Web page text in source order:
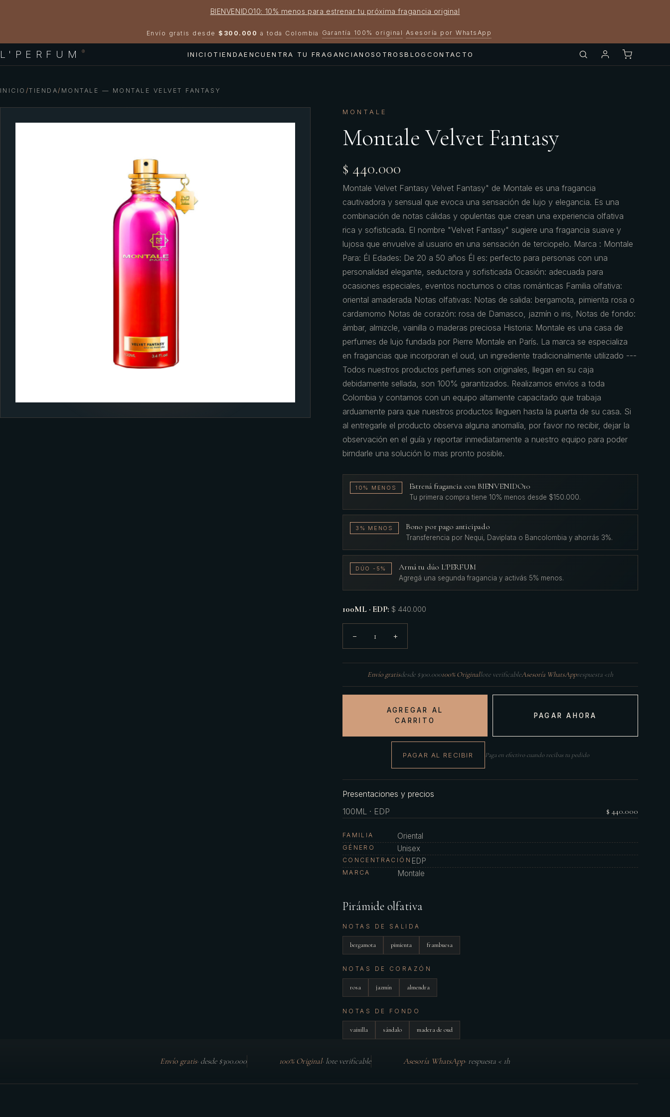
BIENVENIDO10: 10% menos para estrenar tu próxima fragancia original
Envío gratis desde $300.000 a toda Colombia · Garantía 100% original · Asesoría por WhatsApp
L'PERFUM ® INICIO TIENDAENCUENTRA TU FRAGANCIANOSOTROSBLOG CONTACTO
INICIO /TIENDA/ MONTALE — MONTALE VELVET FANTASY
MONTALE
Montale Velvet Fantasy
$ 440.000
Montale Velvet Fantasy Velvet Fantasy" de Montale es una fragancia
cautivadora y sensual que evoca una sensación de lujo y elegancia. Es una
combinación de notas cálidas y opulentas que crean una experiencia olfativa
rica y sofisticada. El nombre "Velvet Fantasy" sugiere una fragancia suave y
lujosa que envuelve al usuario en una sensación de terciopelo. Marca : Montale
Para: Él Edades: De 20 a 50 años Él es: perfecto para personas con una
personalidad elegante, seductora y sofisticada Ocasión: adecuada para
ocasiones especiales, eventos nocturnos o citas románticas Familia olfativa:
oriental amaderada Notas olfativas: Notas de salida: bergamota, pimienta rosa o
cardamomo Notas de corazón: rosa de Damasco, jazmín o iris, Notas de fondo:
ámbar, almizcle, vainilla o maderas preciosa Historia: Montale es una casa de
perfumes de lujo fundada por Pierre Montale en París. La marca se especializa
en fragancias que incorporan el oud, un ingrediente tradicionalmente utilizado ---
Todos nuestros productos perfumes son originales, llegan en su caja
debidamente sellada, son 100% garantizados. Realizamos envíos a toda
Colombia y contamos con un equipo altamente capacitado que trabaja
arduamente para que nuestros productos lleguen hasta la puerta de su casa. Si
al entregarle el producto observa alguna anomalía, por favor no recibir, dejar la
observación en el guía y reportar inmediatamente a nuestro equipo para poder
birndarle una solución lo mas pronto posible.
10% MENOS Estrená fragancia con BIENVENIDO10
Tu primera compra tiene 10% menos desde $150.000.
3% MENOS Bono por pago anticipado
Transferencia por Nequi, Daviplata o Bancolombia y ahorrás 3%.
DÚO -5% Armá tu dúo L'PERFUM
Agregá una segunda fragancia y activás 5% menos.
100ML · EDP: $ 440.000
− 1 +
Envío gratisdesde $300.000100% Originallote verificableAsesoría WhatsApprespuesta <1h
AGREGAR AL
CARRITO
PAGAR AHORA
PAGAR AL RECIBIR Paga en efectivo cuando recibas tu pedido
Presentaciones y precios
100ML · EDP
$ 440.000
FAMILIA Oriental
GÉNERO Unisex
CONCENTRACIÓN EDP
MARCA Montale
Pirámide olfativa
NOTAS DE SALIDA
bergamota pimienta frambuesa
NOTAS DE CORAZÓN
rosa jazmín almendra
NOTAS DE FONDO
vainilla sándalo madera de oud
Envío gratis· desde $300.000 100% Original· lote verificable Asesoría WhatsApp· respuesta < 1h